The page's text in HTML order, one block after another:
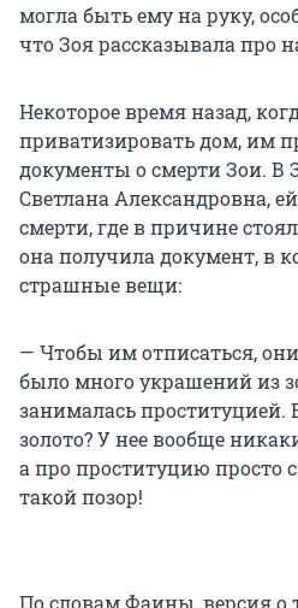
могла быть ему на руку,
что Зоя рассказывала про
Некоторое время назад,
приватизировать дом, им
документы о смерти Зои. В
Светлана Александровна,
смерти, где в причине
она получила документ, в
страшные вещи:
— Чтобы им отписаться,
было много украшений из
занималась проституцией.
золото? У нее вообще
а про проституцию просто
такой позор!
По словам Фаины, версия о